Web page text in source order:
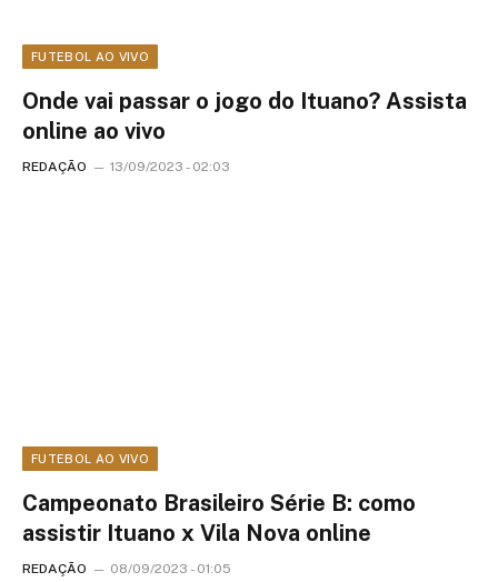
FUTEBOL AO VIVO
Onde vai passar o jogo do Ituano? Assista
online ao vivo
REDAÇÃO 13/09/2023 - 02:03
FUTEBOL AO VIVO
Campeonato Brasileiro Série B: como
assistir Ituano x Vila Nova online
REDAÇÃO 08/09/2023 - 01:05